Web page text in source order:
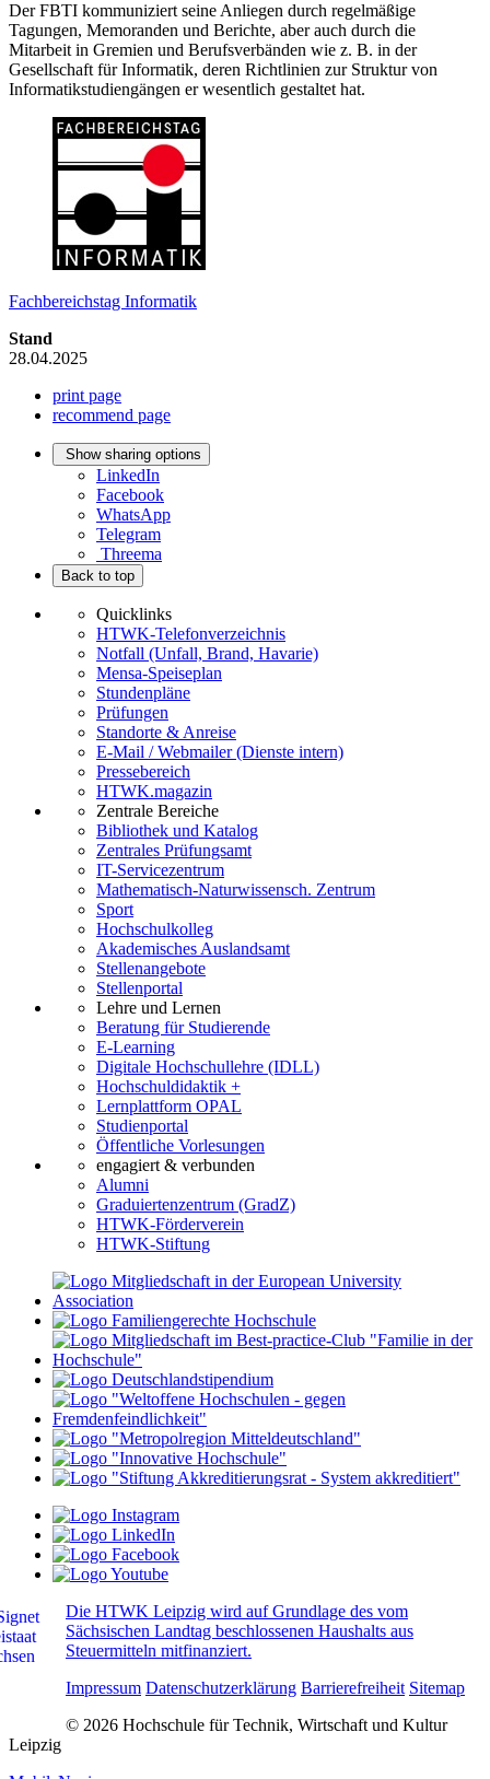
Der FBTI kommuniziert seine Anliegen durch regelmäßige
Tagungen, Memoranden und Berichte, aber auch durch die
Mitarbeit in Gremien und Berufsverbänden wie z. B. in der
Gesellschaft für Informatik, deren Richtlinien zur Struktur von
Informatikstudiengängen er wesentlich gestaltet hat.
Fachbereichstag Informatik
Stand
28.04.2025
print page
recommend page
Show sharing options
LinkedIn
Facebook
WhatsApp
Telegram
Threema
Back to top
Quicklinks
HTWK-Telefonverzeichnis
Notfall (Unfall, Brand, Havarie)
Mensa-Speiseplan
Stundenpläne
Prüfungen
Standorte & Anreise
E-Mail / Webmailer (Dienste intern)
Pressebereich
HTWK.magazin
Zentrale Bereiche
Bibliothek und Katalog
Zentrales Prüfungsamt
IT-Servicezentrum
Mathematisch-Naturwissensch. Zentrum
Sport
Hochschulkolleg
Akademisches Auslandsamt
Stellenangebote
Stellenportal
Lehre und Lernen
Beratung für Studierende
E-Learning
Digitale Hochschullehre (IDLL)
Hochschuldidaktik +
Lernplattform OPAL
Studienportal
Öffentliche Vorlesungen
engagiert & verbunden
Alumni
Graduiertenzentrum (GradZ)
HTWK-Förderverein
HTWK-Stiftung
Die HTWK Leipzig wird auf Grundlage des vom
Sächsischen Landtag beschlossenen Haushalts aus
Steuermitteln mitfinanziert.
Impressum Datenschutzerklärung Barrierefreiheit Sitemap
© 2026 Hochschule für Technik, Wirtschaft und Kultur
Leipzig